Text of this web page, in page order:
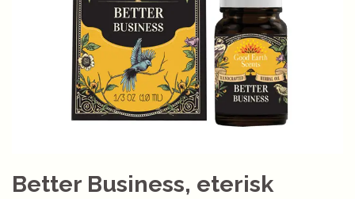
Better Business, eterisk